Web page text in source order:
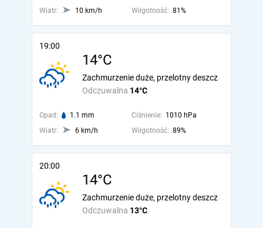
Wiatr:
10 km/h Wilgotność: 81%
19:00
14°C
Odczuwalna 14°C
Zachmurzenie duże, przelotny deszcz
Opad: 1.1 mm Ciśnienie: 1010 hPa
Wiatr:
6 km/h Wilgotność: 89%
20:00
14°C
Odczuwalna 13°C
Zachmurzenie duże, przelotny deszcz